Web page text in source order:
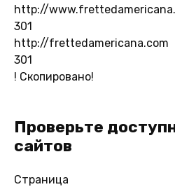
http://
301
http://frettedamericana.com
301
! Скопировано!
Проверьте
сайтов
Страница